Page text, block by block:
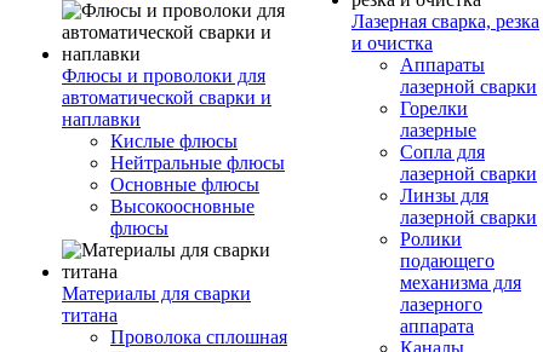
Флюсы и проволоки для
автоматической сварки и
наплавки
Кислые флюсы
Нейтральные флюсы
Основные флюсы
Высокоосновные
флюсы
Материалы для сварки
титана
Проволока сплошная
Лазерная сварка, резка
и очистка
Аппараты
лазерной сварки
Горелки
лазерные
Сопла для
лазерной сварки
Линзы для
лазерной сварки
Ролики
подающего
механизма для
лазерного
аппарата
Каналы